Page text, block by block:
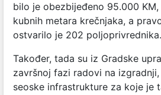
bilo je obezbijeđeno 95.000
kubnih metara krečnjaka, a
ostvarilo je 202 poljoprivrednika.
Također, tada su iz Gradske
završnoj fazi radovi na
seoske infrastrukture za koje je